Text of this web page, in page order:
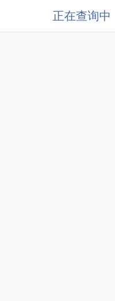
正在查询中